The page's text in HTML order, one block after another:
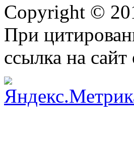
Copyright ©
При
ссылка на сайт